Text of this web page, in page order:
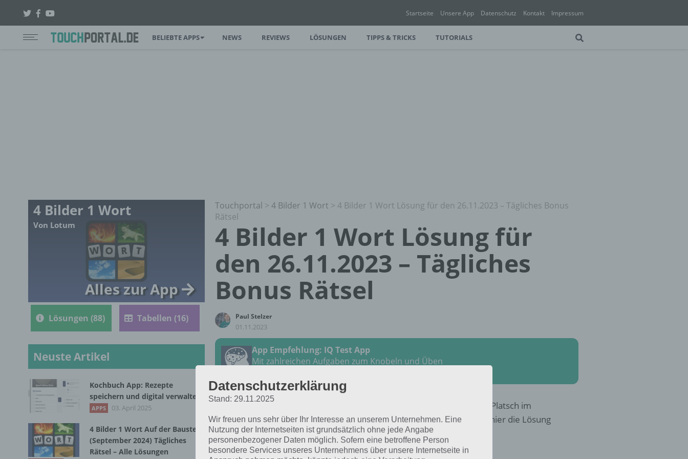
Startseite Unsere App Datenschutz Kontakt Impressum
BELIEBTE APPS NEWS REVIEWS LÖSUNGEN TIPPS & TRICKS TUTORIALS
Touchportal > 4 Bilder 1 Wort > 4 Bilder 1 Wort Lösung für den 26.11.2023 – Tägliches Bonus
Rätsel
4 Bilder 1 Wort Lösung für
den 26.11.2023 – Tägliches
Bonus Rätsel
Paul Stelzer
01.11.2023
App Empfehlung: IQ Test App
Mit zahlreichen Aufgaben zum Knobeln und Üben
Die Lösung für das tägliche
Rätsel vom 26.11.2023 zu Plitsch-Platsch im
November 2023 in 4 Bilder 1 Wort. Wenn du dort aktuell feststeckst, hier die Lösung
für dich:
4 Bilder 1 Wort
Von Lotum
Alles zur App
Lösungen (88) Tabellen (16)
Neuste Artikel
Kochbuch App: Rezepte
speichern und digital verwalten
APPS 03. April 2025
4 Bilder 1 Wort Auf der Baustelle
(September 2024) Tägliches
Rätsel – Alle Lösungen
Datenschutzerklärung
Stand: 29.11.2025
Wir freuen uns sehr über Ihr Interesse an unserem Unternehmen. Eine
Nutzung der Internetseiten ist grundsätzlich ohne jede Angabe
personenbezogener Daten möglich. Sofern eine betroffene Person
besondere Services unseres Unternehmens über unsere Internetseite in